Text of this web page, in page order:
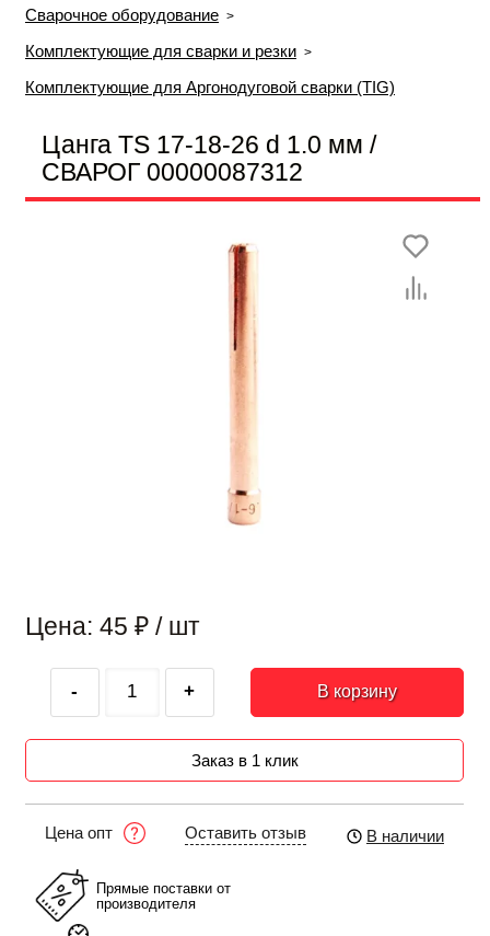
Сварочное оборудование
Комплектующие для сварки и резки
Комплектующие для Аргонодуговой сварки (TIG)
Цанга TS 17-18-26 d 1.0 мм /
СВАРОГ 00000087312
Цена: 45 ₽ / шт
- + В корзину
Заказ в 1 клик
Цена опт Оставить отзыв В наличии
Прямые поставки от
производителя